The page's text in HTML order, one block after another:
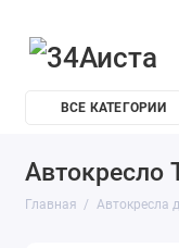
ВСЕ КАТЕГОРИИ
Автокресло
Главная Автокресла